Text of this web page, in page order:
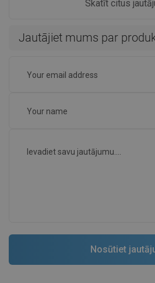
Skatīt citus
Jautājiet mums par